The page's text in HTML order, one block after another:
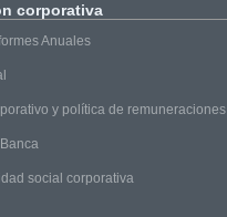
corporativa
Anuales
y política de remuneraciones
social corporativa